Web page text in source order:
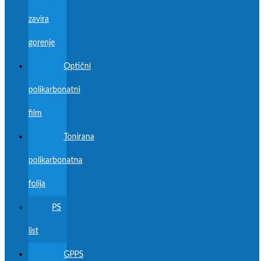
zavira
gorenje
Optični
polikarbonatni
film
Tonirana
polikarbonatna
folija
PS
list
GPPS